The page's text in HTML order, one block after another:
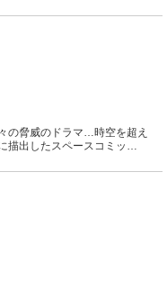
の脅威のドラマ…時空を超え
描出したスペースコミッ …